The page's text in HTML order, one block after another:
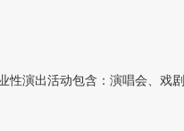
演出活动包含：演唱会、戏